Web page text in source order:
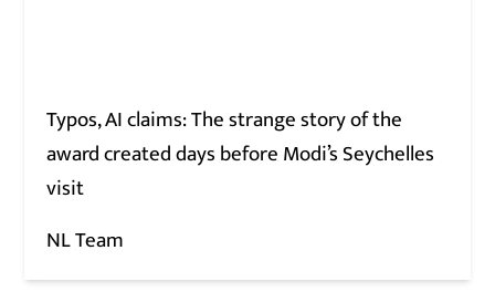
Typos, AI claims: The strange story of the
award created days before Modi’s Seychelles
visit
NL Team